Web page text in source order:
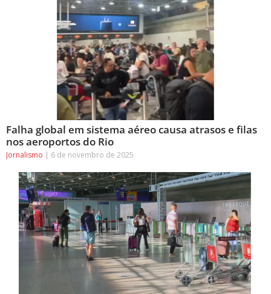
Falha global em sistema aéreo causa atrasos e filas
nos aeroportos do Rio
Jornalismo 6 de novembro de 2025